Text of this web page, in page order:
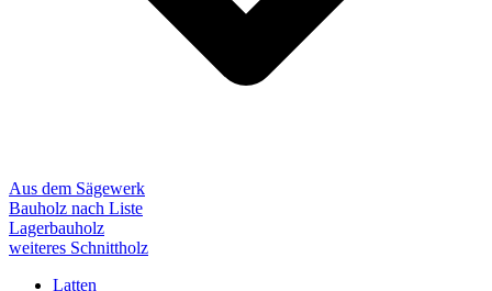
Aus dem Sägewerk
Bauholz nach Liste
Lagerbauholz
weiteres Schnittholz
Latten